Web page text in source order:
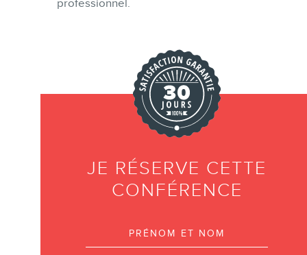
professionnel.
JE RÉSERVE CETTE
CONFÉRENCE